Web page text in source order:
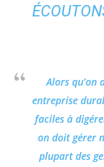
Alors qu’on
entreprise
faciles à
on doit gérer
plupart des